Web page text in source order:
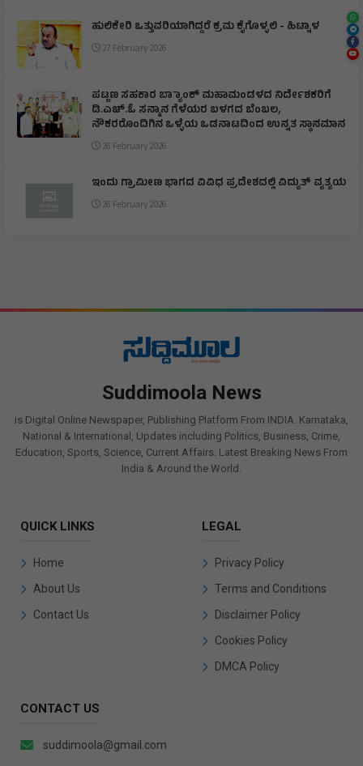
ಹುಲಿಕೇರಿ ಒತ್ತುವರಿಯಾಗಿದ್ದರೆ ಕ್ರಮ ಕೈಗೊಳ್ಳಲಿ - ಹಿಟ್ನಾಳ
27 February 2026
ಪಟ್ಟಣ ಸಹಕಾರ ಬ್ಯಾಾಂಕ್ ಮಹಾಮಂಡಳದ ನಿರ್ದೇಶಕರಿಗೆ
ಡಿ.ಎಚ್.ಓ ಸನ್ಮಾನ ಗೆಳೆಯರ ಬಳಗದ ಬೆಂಬಲ,
ನೌಕರರೊಂದಿಗಿನ ಒಳ್ಳೆಯ ಒಡನಾಟದಿಂದ ಉನ್ನತ ಸ್ಥಾನಮಾನ
26 February 2026
ಇಂದು ಗ್ರಾಮೀಣ ಭಾಗದ ವಿವಿಧ ಪ್ರದೇಶದಲ್ಲಿ ವಿದ್ಯುತ್ ವ್ಯತ್ಯಯ
26 February 2026
Suddimoola News
is Digital Online Newspaper, Publishing Platform From INDIA. Karnataka,
National & International, Updates including Politics, Business, Crime,
Education, Sports, Science, Current Affairs. Latest Breaking News From
India & Around the World.
QUICK LINKS
Home
About Us
Contact Us
LEGAL
Privacy Policy
Terms and Conditions
Disclaimer Policy
Cookies Policy
DMCA Policy
CONTACT US
suddimoola@gmail.com